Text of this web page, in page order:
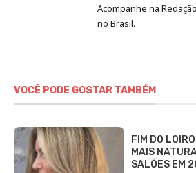
Jornal
DCI
Acompanhe na
no Brasil.
VOCÊ PODE GOSTAR TAMBÉM
FIM DO
MAIS
SALÕES EM